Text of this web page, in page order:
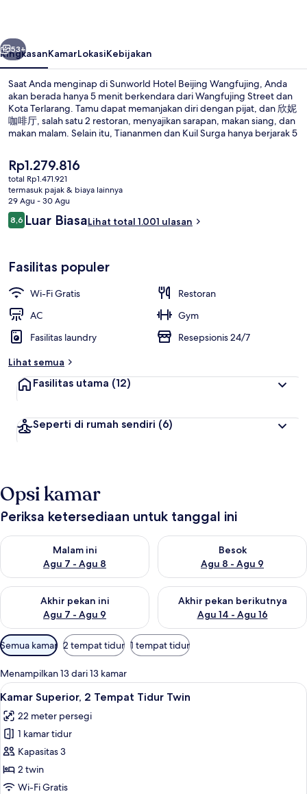
Berikutnya
53+
RingkasanKamarLokasiKebijakan
Saat Anda menginap di Sunworld Hotel Beijing Wangfujing, Anda
akan berada hanya 5 menit berkendara dari Wangfujing Street dan
Kota Terlarang. Tamu dapat memanjakan diri dengan pijat, dan 欣妮
咖啡厅, salah satu 2 restoran, menyajikan sarapan, makan siang, dan
makan malam. Selain itu, Tiananmen dan Kuil Surga hanya berjarak 5
Transportasi umum berada tidak jauh: Stasiun Dengshikou berjarak
6 menit dan Stasiun Dongsi berjarak 8 menit.
Harga
saat
ini
Rp1.279.816
Rp1.279.816
total Rp1.471.921
termasuk pajak & biaya lainnya
29 Agu - 30 Agu
Ulasan
8,68,6 dari 10
Luar BiasaLihat total 1.001 ulasan
Fasilitas populer
Wi-Fi Gratis
Restoran
AC
Gym
Fasilitas laundry
Resepsionis 24/7
Lihat semua
Fasilitas utama (12)
Seperti di rumah sendiri (6)
Opsi kamar
Periksa ketersediaan untuk tanggal ini
Malam ini
Agu 7 - Agu 8
Periksa ketersediaan untuk malam ini Agu 7 - Agu 8
Besok
Agu 8 - Agu 9
Periksa ketersediaan untuk
Akhir pekan ini
Agu 7 - Agu 9
Periksa ketersediaan untuk akhir pekan ini Agu 7 - Agu 9
Akhir pekan berikutnya
Agu 14 - Agu 16
Periksa ketersediaan untuk
Filter
tersedia
untuk
kamar
Semua kamar 2 tempat tidur 1 tempat tidur
Menampilkan 13 dari 13 kamar
Lihat
semua
foto
untuk
Kamar
Superior,
2
Kamar Superior, 2 Tempat Tidur
4
Kamar Superior, 2 Tempat Tidur Twin
22 meter persegi
1 kamar tidur
Kapasitas 3
2 twin
Wi-Fi Gratis